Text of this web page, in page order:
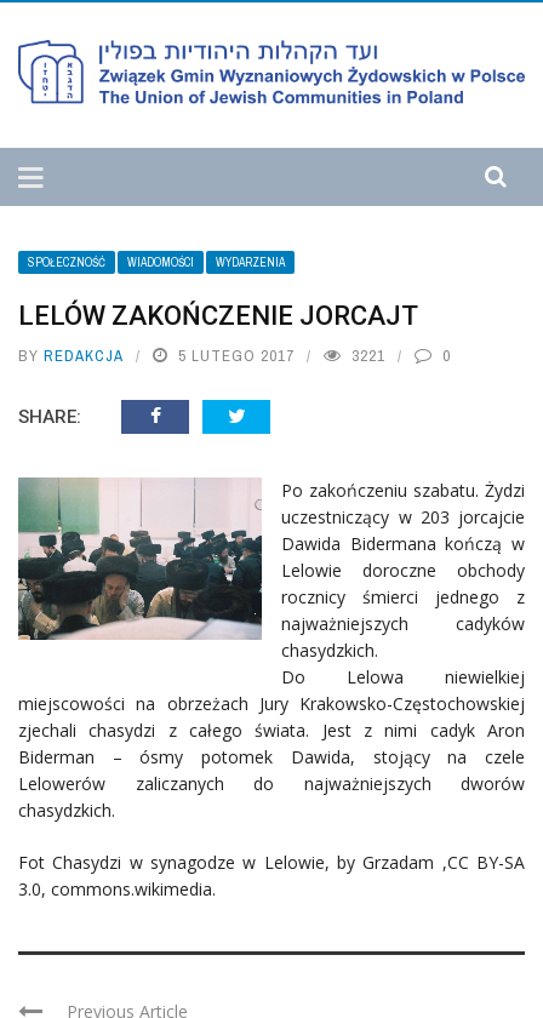
SPOŁECZNOŚĆ WIADOMOŚCI WYDARZENIA
LELÓW ZAKOŃCZENIE JORCAJT
BY REDAKCJA 5 LUTEGO 2017 3221 0
SHARE:
Po zakończeniu szabatu. Żydzi
uczestniczący w 203 jorcajcie
Dawida Bidermana kończą w
Lelowie doroczne obchody
rocznicy śmierci jednego z
najważniejszych cadyków
chasydzkich.
Do Lelowa niewielkiej
miejscowości na obrzeżach Jury Krakowsko-Częstochowskiej
zjechali chasydzi z całego świata. Jest z nimi cadyk Aron
Biderman – ósmy potomek Dawida, stojący na czele
Lelowerów zaliczanych do najważniejszych dworów
chasydzkich.
Fot Chasydzi w synagodze w Lelowie, by Grzadam ,CC BY-SA
3.0, commons.wikimedia.
Previous Article